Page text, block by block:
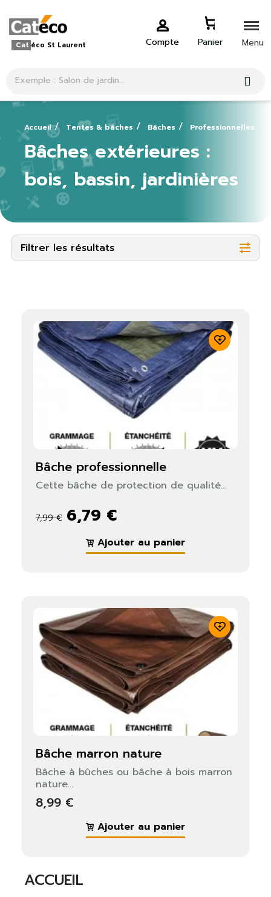
Cat éco St Laurent Compte Panier Menu
Accueil Tentes & bâches Bâches Professionnelles
Bâches extérieures :
bois, bassin, jardinières
Filtrer les résultats
ACCUEIL
bâche professionnelle
Cette bâche de protection de qualité...
7,99 € 6,79 €
Ajouter au panier
bâche marron nature
Bâche à bûches ou bâche à bois marron
nature...
8,99 €
Ajouter au panier